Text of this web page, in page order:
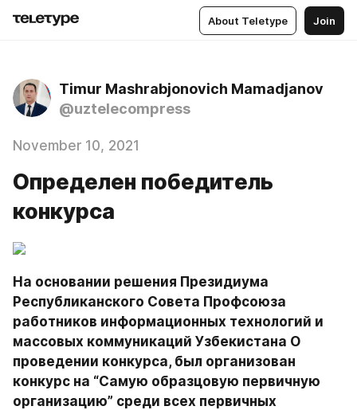
About Teletype Join
Timur Mashrabjonovich Mamadjanov
@uztelecompress
November 10, 2021
Определен победитель
конкурса
На основании решения Президиума
Республиканского Совета Профсоюза
работников информационных технологий и
массовых коммуникаций Узбекистана О
проведении конкурса, был организован
конкурс на “Самую образцовую первичную
организацию” среди всех первичных